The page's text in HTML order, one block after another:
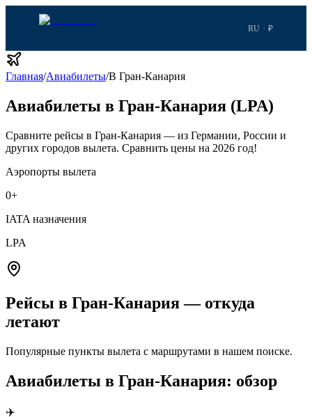
RU · ₽
Главная/Авиабилеты/В Гран-Канария
Авиабилеты в Гран-Канария (LPA)
Сравните рейсы в Гран-Канария — из Германии, России и
других городов вылета. Сравнить цены на 2026 год!
Аэропорты вылета
0+
IATA назначения
LPA
Рейсы в Гран-Канария — откуда
летают
Популярные пункты вылета с маршрутами в нашем поиске.
Авиабилеты в Гран-Канария: обзор
✈️